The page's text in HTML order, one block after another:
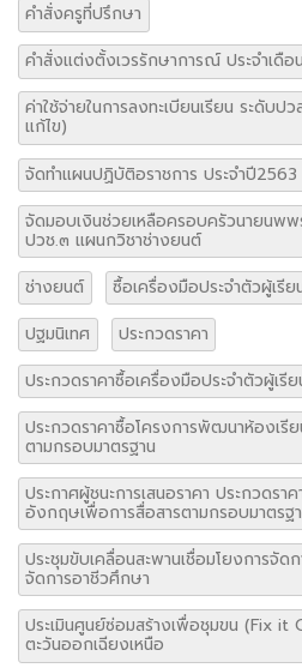
คำสั่งครูที่ปรึกษา
คำสั่งแต่งตั้งเวรรักษาการณ์ ประจำเดื
ค่าใช้จ่ายในการลงทะเบียนเรียน ระดับ
แก้ไข)
จัดทำแผนปฏิบัติอราชการ ประจำปี2563
จัดมอบเงินช่วยเหลือครอบครัวนายนพ
ปวช.๓ แผนกวิชาช่างยนต์
ช่างยนต์
ซื้อเครื่องมือประจำตัวผู้เรี
ปฐมนิเทศ
ประกวดราคา
ประกวดราคาซื้อเครื่องมือประจำตัวผู้เรี
ประกวดราคาซื้อโครงการพัฒนาห้องเรี
ตามกรอบมาตรฐาน
ประกาศผู้ชนะการเสนอราคา ประกวดรา
อังกฤษเพื่อการสื่อสารตามกรอบมาตรฐ
ประชุมขับเคลื่อนสะพานเชื่อมโยงการจั
จัดการอาชีวศึกษา
ประเมินศูนย์ซ่อมสร้างเพื่อชุมขน (Fix
ตะวันออกเฉียงเหนือ